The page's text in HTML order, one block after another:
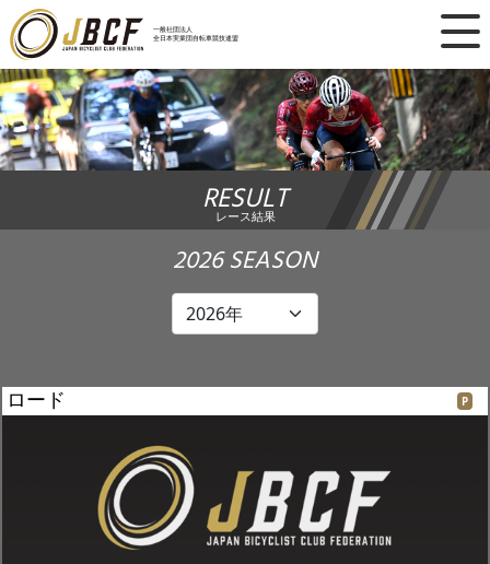
一般社団法人
全日本実業団自転車競技連盟
×
ニュース
レース日程
ランキング
レース結果
チーム・選手
エントリー
JBCF ROAD SERIESとは
RESULT
レース結果
2026 SEASON
ロード P